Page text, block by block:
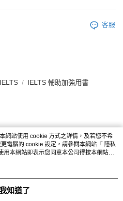
客服
IELTS 輔助加強用書
網站使用 cookie 方式之詳情，及若您不希
電腦的 cookie 設定，請參閱本網站「 隱私
用本網站即表示您同意本公司得按本網站使
知道了